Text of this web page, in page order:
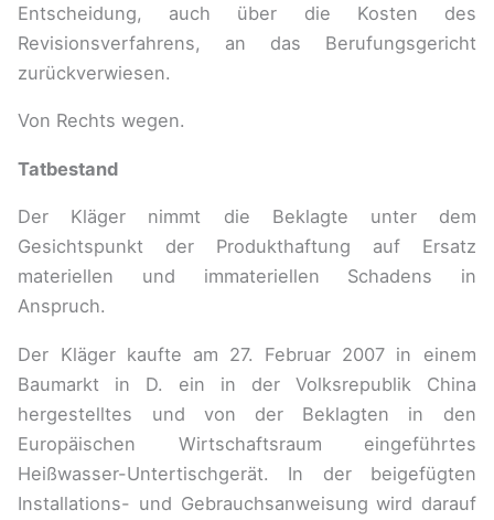
Entscheidung, auch über die Kosten des
Revisionsverfahrens, an das Berufungsgericht
zurückverwiesen.
Von Rechts wegen.
Tatbestand
Der Kläger nimmt die Beklagte unter dem
Gesichtspunkt der Produkthaftung auf Ersatz
materiellen und immateriellen Schadens in
Anspruch.
Der Kläger kaufte am 27. Februar 2007 in einem
Baumarkt in D. ein in der Volksrepublik China
hergestelltes und von der Beklagten in den
Europäischen Wirtschaftsraum eingeführtes
Heißwasser-Untertischgerät. In der beigefügten
Installations- und Gebrauchsanweisung wird darauf